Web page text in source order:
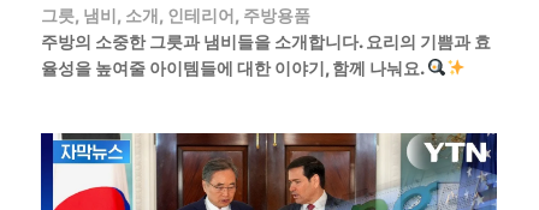
그릇, 냄비, 소개, 인테리어, 주방용품
주방의 소중한 그릇과 냄비들을 소개합니다. 요리의 기쁨과 효
율성을 높여줄 아이템들에 대한 이야기, 함께 나눠요.